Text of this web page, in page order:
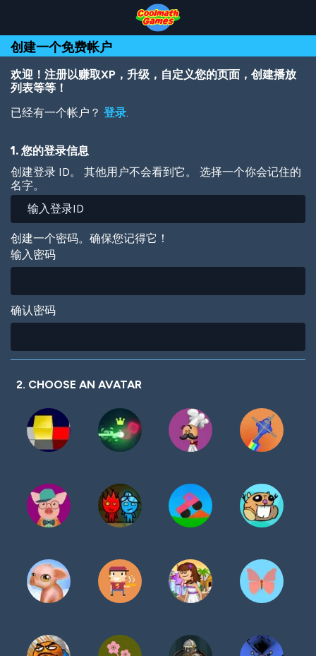
Top
of
Page
Navigation
Main
Content
Footer
到
主
要
内
容
创建一个免费帐户
欢迎！注册以赚取XP，升级，自定义您的页面，创建播放
列表等等！
已经有一个帐户？ 登录.
1. 您的登录信息
创建登录 ID。 其他用户不会看到它。 选择一个你会记住的
名字。
创建一个密码。确保您记得它！
输入密码
确认密码
2. CHOOSE AN AVATAR